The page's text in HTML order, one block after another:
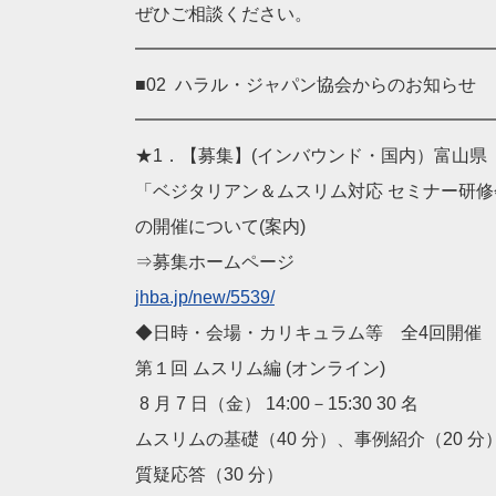
ぜひご相談ください。
■02 ハラル・ジャパン協会からのお知らせ
★1．【募集】(インバウンド・国内）富山県
「ベジタリアン＆ムスリム対応 セミナー研修
の開催について(案内)
⇒募集ホームページ
jhba.jp/new/5539/
◆日時・会場・カリキュラム等 全4回開催
第１回 ムスリム編 (オンライン)
8 月 7 日（金） 14:00－15:30 30 名
ムスリムの基礎（40 分）、事例紹介（20 分
質疑応答（30 分）